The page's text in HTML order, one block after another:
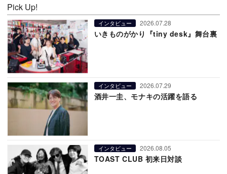
Pick Up!
インタビュー 2026.07.28
いきものがかり『tiny desk』舞台裏
インタビュー 2026.07.29
酒井一圭、モナキの活躍を語る
インタビュー 2026.08.05
TOAST CLUB 初来日対談